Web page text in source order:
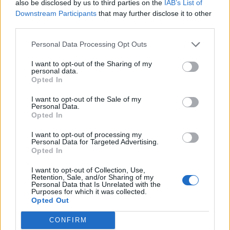
also be disclosed by us to third parties on the IAB’s List of
Downstream Participants that may further disclose it to other
Personal Data Processing Opt Outs
I want to opt-out of the Sharing of my
personal data.
Opted In
I want to opt-out of the Sale of my
Personal Data.
Opted In
I want to opt-out of processing my
Personal Data for Targeted Advertising.
Opted In
I want to opt-out of Collection, Use,
Retention, Sale, and/or Sharing of my
Personal Data that Is Unrelated with the
Purposes for which it was collected.
Opted Out
CONFIRM
Ακολουθήστε το Pink.gr στοGoogle Newsκαι
μάθετε πρώτοιτα πιο hot νέα.
Ακολουθήστε το Pink.gr και στοInstagram